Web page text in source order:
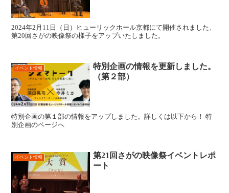
2024年2月11日（日）ヒューリックホール京都にて開催されました、
第20回さがの映像祭の様子をアップいたしました。
イベント情報
特別企画の情報を更新しました。
（第２部）
特別企画の第１部の情報をアップしました。詳しくは以下から！ 特
別企画のページへ
イベント情報
第21回さがの映像祭イベントレポ
ート